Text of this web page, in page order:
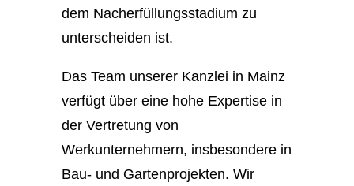
dem Nacherfüllungsstadium zu
unterscheiden ist.
Das Team unserer Kanzlei in Mainz
verfügt über eine hohe Expertise in
der Vertretung von
Werkunternehmern, insbesondere in
Bau- und Gartenprojekten. Wir